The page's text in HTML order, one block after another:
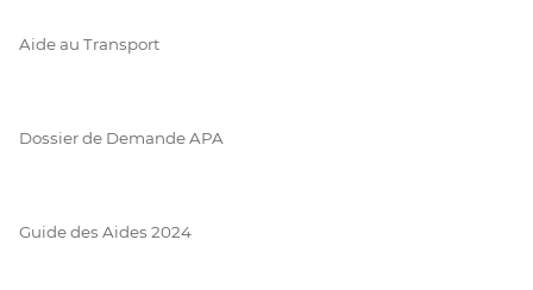
Aide au Transport
Dossier de Demande APA
Guide des Aides 2024